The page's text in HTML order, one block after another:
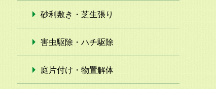
砂利敷き・芝生張り
害虫駆除・ハチ駆除
庭片付け・物置解体